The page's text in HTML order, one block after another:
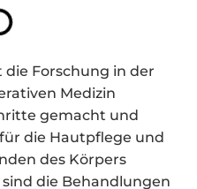
Forschung in der
Medizin
gemacht und
die Hautpflege und
des Körpers
die Behandlungen